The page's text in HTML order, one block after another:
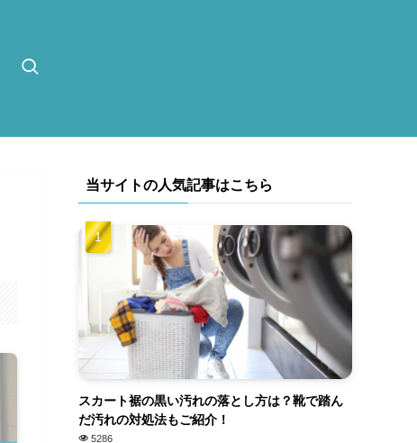
当サイトの人気記事はこちら
スカート裾の黒い汚れの落とし方は？靴で踏ん
だ汚れの対処法もご紹介！
5286